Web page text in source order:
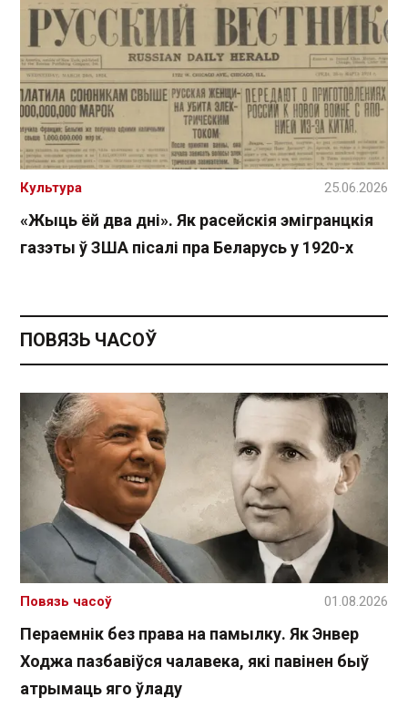
«Жыць ёй два дні». Як расейскія эмігранцкія
газэты ў ЗША пісалі пра Беларусь у 1920-х
Культура 25.06.2026
ПОВЯЗЬ ЧАСОЎ
Пераемнік без права на памылку. Як Энвер
Ходжа пазбавіўся чалавека, які павінен быў
атрымаць яго ўладу
Повязь часоў 01.08.2026